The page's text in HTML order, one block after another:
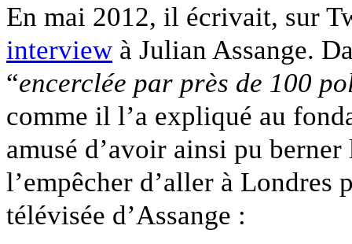
En mai 2012, il écrivait, sur
interviewà Julian Assange.
“encerclée par près de 100
comme il l’a expliqué au
amusé d’avoir ainsi pu
l’empêcher d’aller à Londres
télévisée d’Assange :